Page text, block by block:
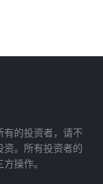
的投资者，请不
资。所有投资者的
操作。